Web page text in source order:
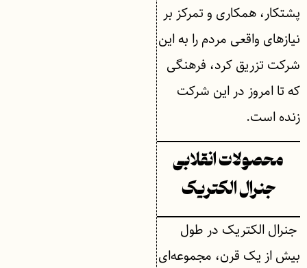
پشتکار، همکاری و تمرکز بر
نیازهای واقعی مردم را به این
شرکت تزریق کرد، فرهنگی
که تا امروز در این شرکت
زنده است.
محصولات انقلابی
جنرال الکتریک
جنرال الکتریک در طول
بیش از یک قرن، مجموعه‌ای